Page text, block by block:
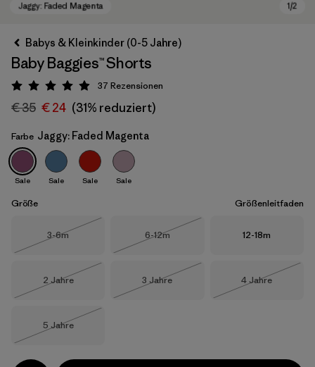
Jaggy: Faded Magenta
Babys & Kleinkinder (0-5 Jahre)
Baby Baggies™ Shorts
Bewertung: 4.9 / 5
37 Rezensionen
€ 35 € 24 (31% reduziert)
Farbe Jaggy: Faded Magenta
Sale Sale Sale Sale
Größe Größenleitfaden
Größe
3-6m
Größe
6-12m
Größe
12-18m
Größe
2 Jahre
Größe
3 Jahre
Größe
4 Jahre
Größe
5 Jahre